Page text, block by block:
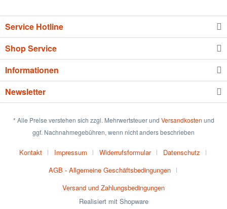
Service Hotline
Shop Service
Informationen
Newsletter
* Alle Preise verstehen sich zzgl. Mehrwertsteuer und Versandkosten und
ggf. Nachnahmegebühren, wenn nicht anders beschrieben
Kontakt Impressum Widerrufsformular
Datenschutz
AGB - Allgemeine Geschäftsbedingungen
Versand und Zahlungsbedingungen
Realisiert mit Shopware